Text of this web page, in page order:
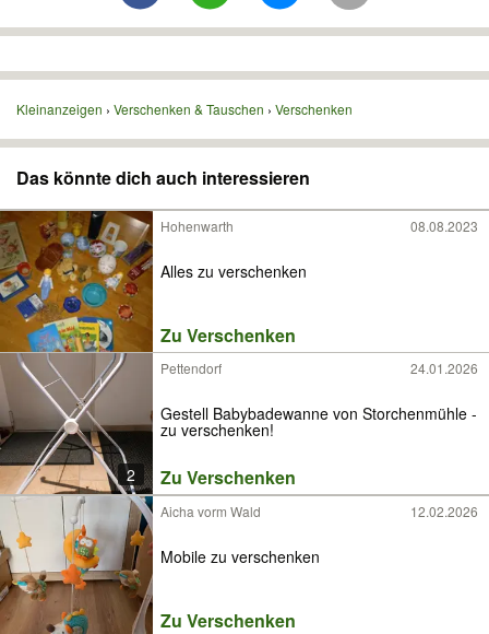
Kleinanzeigen Verschenken & Tauschen Verschenken
Das könnte dich auch interessieren
Hohenwarth 08.08.2023
Alles zu verschenken
Zu Verschenken
2
Pettendorf 24.01.2026
Gestell Babybadewanne von Storchenmühle -
zu verschenken!
Zu Verschenken
Aicha vorm Wald 12.02.2026
Mobile zu verschenken
Zu Verschenken